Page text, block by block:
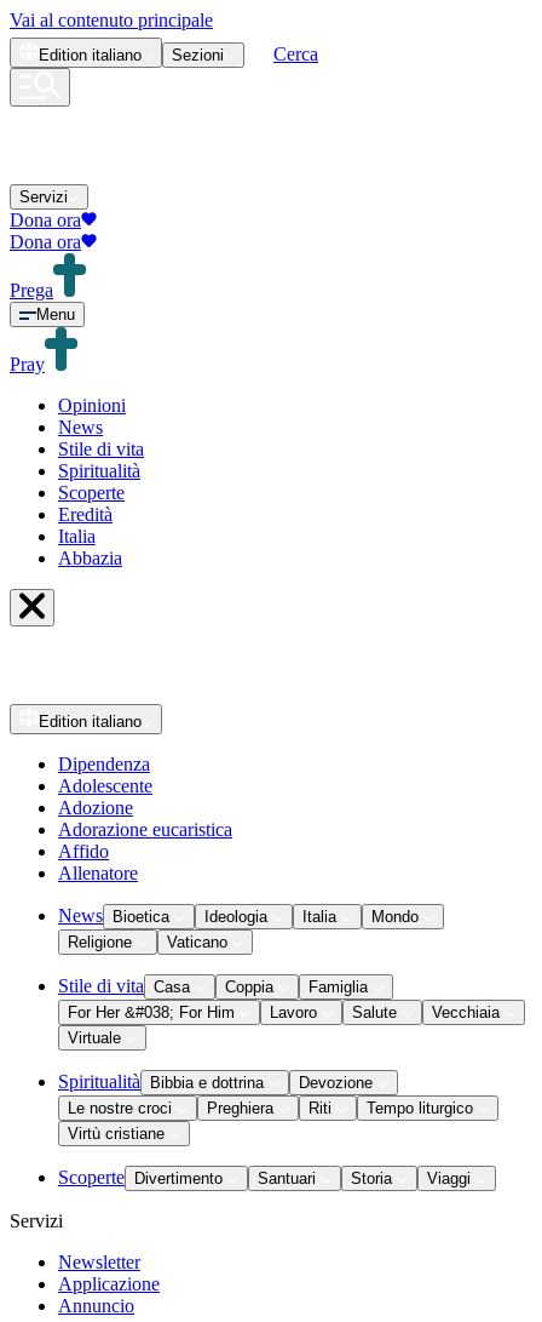
Vai al contenuto principale
Edition italiano Sezioni Cerca
Servizi
Dona ora
Dona ora
Prega
Menu
Pray
Opinioni
News
Stile di vita
Spiritualità
Scoperte
Eredità
Italia
Abbazia
Edition italiano
Dipendenza
Adolescente
Adozione
Adorazione eucaristica
Affido
Allenatore
News Bioetica Ideologia Italia
Mondo
Religione
Vaticano
Stile di vita Casa Coppia
Famiglia
For Her &#038; For Him
Lavoro Salute
Vecchiaia
Virtuale
Spiritualità Bibbia e dottrina
Devozione
Le nostre croci
Preghiera Riti
Tempo liturgico
Virtù cristiane
Scoperte Divertimento Santuari Storia Viaggi
Servizi
Newsletter
Applicazione
Annuncio